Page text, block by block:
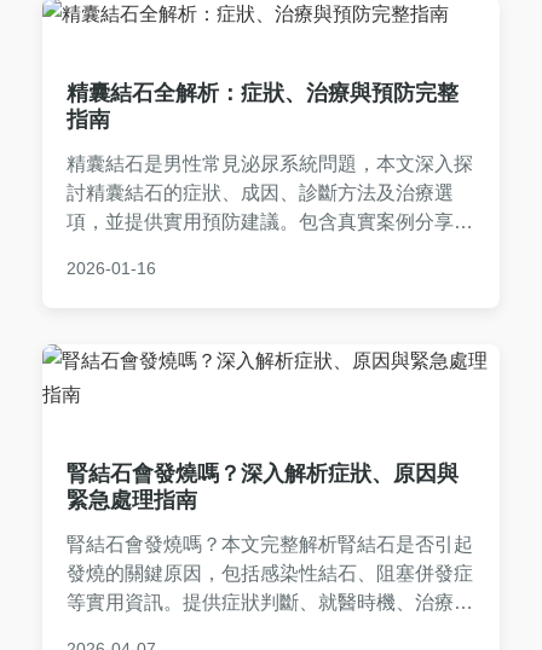
精囊結石全解析：症狀、治療與預防完整
指南
精囊結石是男性常見泌尿系統問題，本文深入探
討精囊結石的症狀、成因、診斷方法及治療選
項，並提供實用預防建議。包含真實案例分享與
並做出正確決策。
2026-01-16
腎結石會發燒嗎？深入解析症狀、原因與
緊急處理指南
腎結石會發燒嗎？本文完整解析腎結石是否引起
發燒的關鍵原因，包括感染性結石、阻塞併發症
等實用資訊。提供症狀判斷、就醫時機、治療方